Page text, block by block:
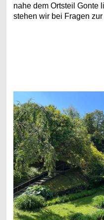
nahe dem Ortsteil Gonte
stehen wir bei Fragen zur